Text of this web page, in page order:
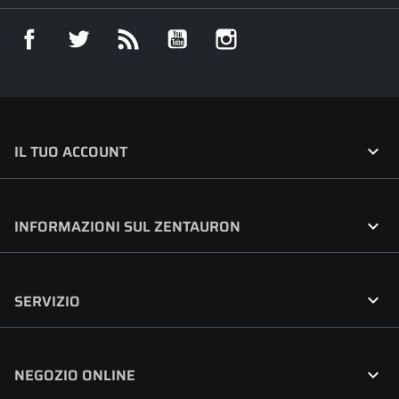
Facebook Twitter YouTube
IL TUO ACCOUNT 
INFORMAZIONI SUL ZENTAURON 
SERVIZIO 
NEGOZIO ONLINE 